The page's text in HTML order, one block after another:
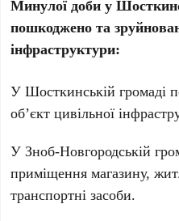
Минулої доби у
пошкоджено та
інфраструктури:
У Шосткинській громаді
об’єкт цивільної
У Зноб-Новгородській
приміщення магазину,
транспортні засоби.